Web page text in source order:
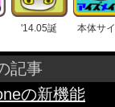
'14.05誕 本体サ
記事
の新機能